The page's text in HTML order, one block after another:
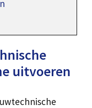
uitvoeren